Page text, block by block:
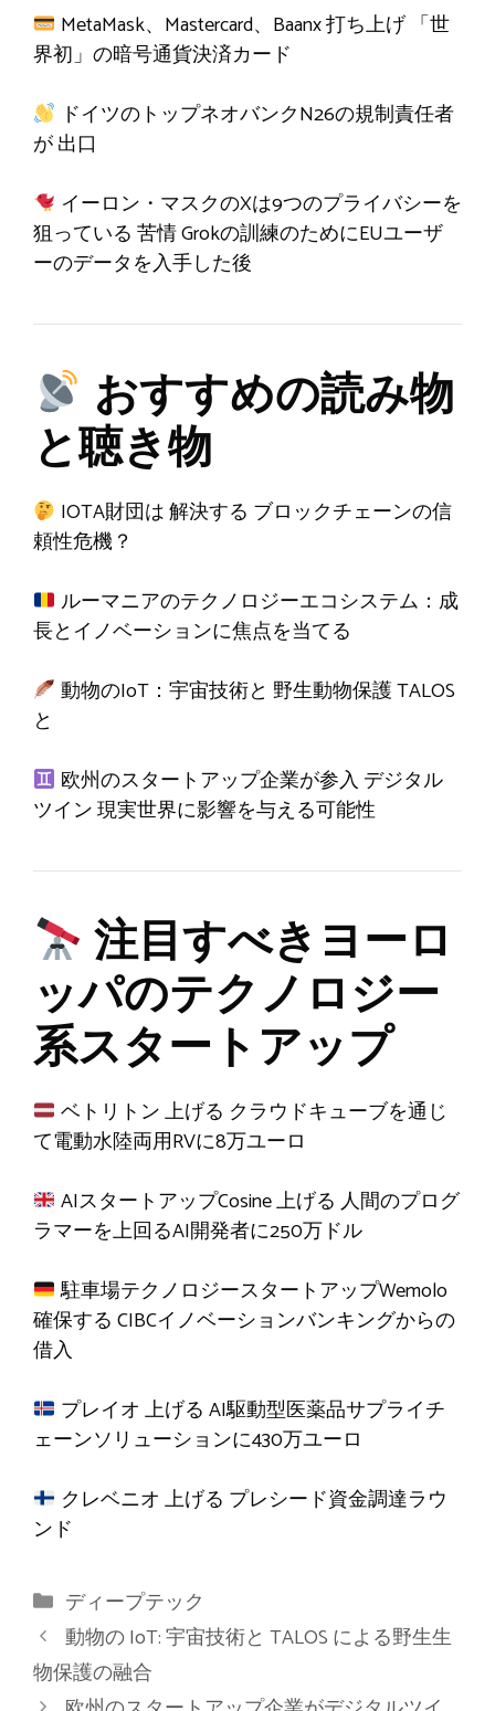
MetaMask、Mastercard、Baanx打ち上げ「世
界初」の暗号通貨決済カード
ドイツのトップネオバンクN26の規制責任者
が出口
イーロン・マスクのXは9つのプライバシーを
狙っている 苦情Grokの訓練のためにEUユーザ
ーのデータを入手した後
おすすめの読み物
と聴き物
IOTA財団は解決する ブロックチェーンの信
頼性危機？
ルーマニアのテクノロジーエコシステム：成
長とイノベーションに焦点を当てる
動物のIoT：宇宙技術と 野生動物保護TALOS
と
欧州のスタートアップ企業が参入 デジタル
ツイン現実世界に影響を与える可能性
注目すべきヨーロ
ッパのテクノロジー
系スタートアップ
ベトリトン上げる クラウドキューブを通じ
て電動水陸両用RVに8万ユーロ
AIスタートアップCosine上げる 人間のプログ
ラマーを上回るAI開発者に250万ドル
駐車場テクノロジースタートアップWemolo
確保する CIBCイノベーションバンキングからの
借入
プレイオ 上げる AI駆動型医薬品サプライチ
ェーンソリューションに430万ユーロ
クレベニオ 上げる プレシード資金調達ラウ
ンド
カ
テ
ゴ
リ
ディープテック
動物の IoT: 宇宙技術と TALOS による野生生
物保護の融合